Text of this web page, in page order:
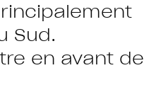
Sud.
en avant de